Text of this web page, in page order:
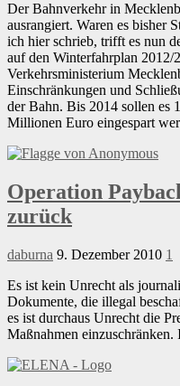
Der Bahnverkehr in
ausrangiert. Waren es bisher
ich hier schrieb, trifft es nun
auf den Winterfahrplan 2012/
Verkehrsministerium
Einschränkungen und
der Bahn. Bis 2014 sollen es
Millionen Euro eingespart
Operation
zurück
daburna 9. Dezember 2010 1
Es ist kein Unrecht als
Dokumente, die illegal
es ist durchaus Unrecht die
Maßnahmen einzuschränken.